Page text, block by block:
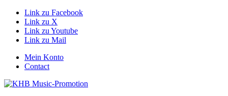
Link zu Facebook
Link zu X
Link zu Youtube
Link zu Mail
Mein Konto
Contact